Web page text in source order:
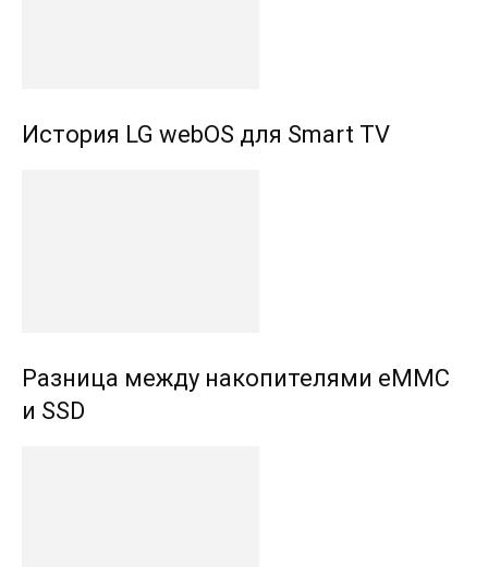
История LG webOS для Smart TV
Разница между накопителями eMMC
и SSD